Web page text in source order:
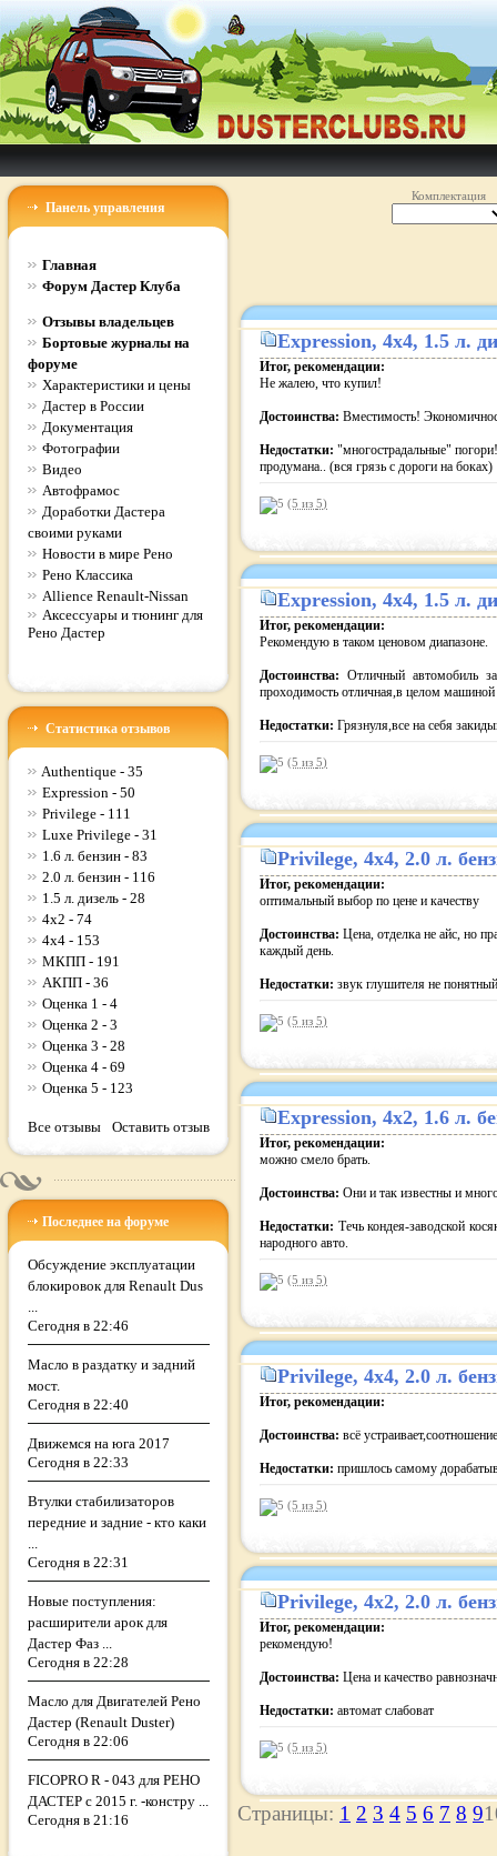
Панель управления
Главная
Форум Дастер Клуба
Отзывы владельцев
Бортовые журналы на
форуме
Характеристики и цены
Дастер в России
Документация
Фотографии
Видео
Автофрамос
Доработки Дастера
своими руками
Новости в мире Рено
Рено Классика
Allience Renault-Nissan
Аксессуары и тюнинг для
Рено Дастер
Статистика отзывов
Authentique - 35
Expression - 50
Privilege - 111
Luxe Privilege - 31
1.6 л. бензин - 83
2.0 л. бензин - 116
1.5 л. дизель - 28
4x2 - 74
4x4 - 153
МКПП - 191
АКПП - 36
Оценка 1 - 4
Оценка 2 - 3
Оценка 3 - 28
Оценка 4 - 69
Оценка 5 - 123
Все отзывы Оставить отзыв
Последнее на форуме
Обсуждение эксплуатации
блокировок для Renault Dus
...
Сегодня в 22:46
Масло в раздатку и задний
мост.
Сегодня в 22:40
Движемся на юга 2017
Сегодня в 22:33
Втулки стабилизаторов
передние и задние - кто каки
...
Сегодня в 22:31
Новые поступления:
расширители арок для
Дастер Фаз ...
Сегодня в 22:28
Масло для Двигателей Рено
Дастер (Renault Duster)
Сегодня в 22:06
FICOPRO R - 043 для РЕНО
ДАСТЕР с 2015 г. -констру ...
Сегодня в 21:16
Комплектация
Expression, 4x4, 1.5 л.
Итог, рекомендации:
Не жалею, что купил!
Достоинства: Вместимость!
Недостатки: "многострадальные"
продумана.. (вся грязь с дороги на боках)
(5 из 5)
Expression, 4x4, 1.5 л.
Итог, рекомендации:
Рекомендую в таком ценовом диапазоне.
Достоинства: Отличный автомобиль
проходимость отличная,в целом машиной
Недостатки: Грязнуля,все на себя
(5 из 5)
Privilege, 4x4, 2.0 л.
Итог, рекомендации:
оптимальный выбор по цене и качеству
Достоинства: Цена, отделка не айс, но
каждый день.
Недостатки: звук глушителя не
(5 из 5)
Expression, 4x2, 1.6 л.
Итог, рекомендации:
можно смело брать.
Достоинства: Они и так известны и
Недостатки: Течь кондея-заводской
народного авто.
(5 из 5)
Privilege, 4x4, 2.0 л.
Итог, рекомендации:
Достоинства: всё
Недостатки: пришлось самому
(5 из 5)
Privilege, 4x2, 2.0 л.
Итог, рекомендации:
рекомендую!
Достоинства: Цена и качество
Недостатки: автомат слабоват
(5 из 5)
Страницы: 1 2 3 4 5 6 7 8 9